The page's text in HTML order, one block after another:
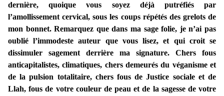
dernière, quoique vous soyez déjà putréfiés par
l’amollissement cervical, sous les coups répétés des grelots de
mon bonnet. Remarquez que dans ma sage folie, je n’ai pas
oublié l’immodeste auteur que vous lisez, et qui croit se
dissimuler sagement derrière ma signature. Chers fous
anticapitalistes, climatiques, chers demeurés du véganisme et
de la pulsion totalitaire, chers fous de Justice sociale et de
Llah, fous de votre couleur de peau et de la sagesse de votre